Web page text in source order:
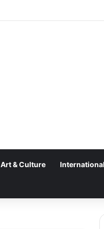
Art & Culture International